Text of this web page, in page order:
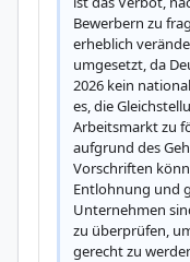
Bewerbern zu
erheblich
umgesetzt, da
2026 kein
es, die
Arbeitsmarkt zu
aufgrund des
Vorschriften
Entlohnung und
Unternehmen
zu überprüfen,
gerecht zu